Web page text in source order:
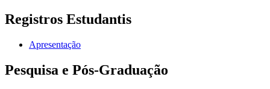
Registros Estudantis
Apresentação
Pesquisa e Pós-Graduação